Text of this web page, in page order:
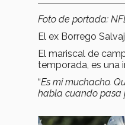
Foto de portada:
El ex Borrego
El mariscal de
temporada, es una
“Es mi muchacho.
habla cuando pasa